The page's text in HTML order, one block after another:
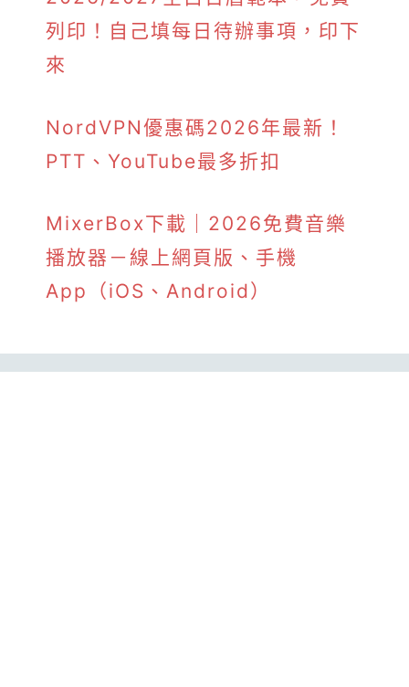
列印！自己填每日待辦事項，印下
來
NordVPN優惠碼2026年最新！
PTT、YouTube最多折扣
MixerBox下載｜2026免費音樂
播放器－線上網頁版、手機
App（iOS、Android）